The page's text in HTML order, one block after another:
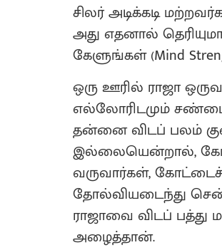
சிலர் அடிக்கடி
அது எதனால்
கேளுங்கள் (Mind
ஒரு ஊரில் ராஜா
எல்லோரிடமும்
தன்னை விடப் பலம்
இல்லையென்றால்,
வருவார்கள்,
தோல்வியடைந்து
ராஜாவை விடப் பத்து
அழைத்தான்.